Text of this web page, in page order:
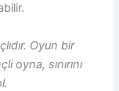
Oyun bir
oyna, sınırını